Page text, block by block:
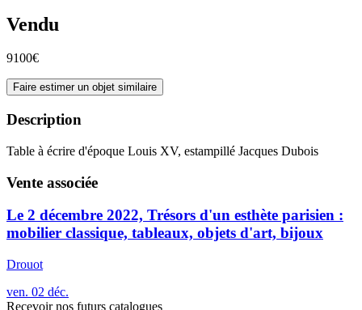
Vendu
9100€
Faire estimer un objet similaire
Description
Table à écrire d'époque Louis XV, estampillé Jacques Dubois
Vente associée
Le 2 décembre 2022, Trésors d'un esthète parisien :
mobilier classique, tableaux, objets d'art, bijoux
Drouot
ven. 02 déc.
Recevoir nos futurs catalogues